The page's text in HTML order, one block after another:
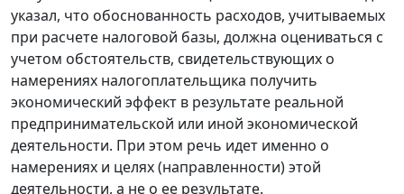
указал, что обоснованность расходов, учитываемых
при расчете налоговой базы, должна оцениваться с
учетом обстоятельств, свидетельствующих о
намерениях налогоплательщика получить
экономический эффект в результате реальной
предпринимательской или иной экономической
деятельности. При этом речь идет именно о
намерениях и целях (направленности) этой
деятельности, а не о ее результате.